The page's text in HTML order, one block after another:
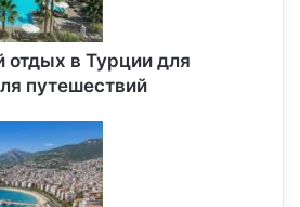
в Турции для
путешествий